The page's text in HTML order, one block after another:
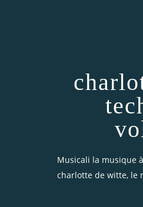
Musicali la musique
charlotte de witte, le